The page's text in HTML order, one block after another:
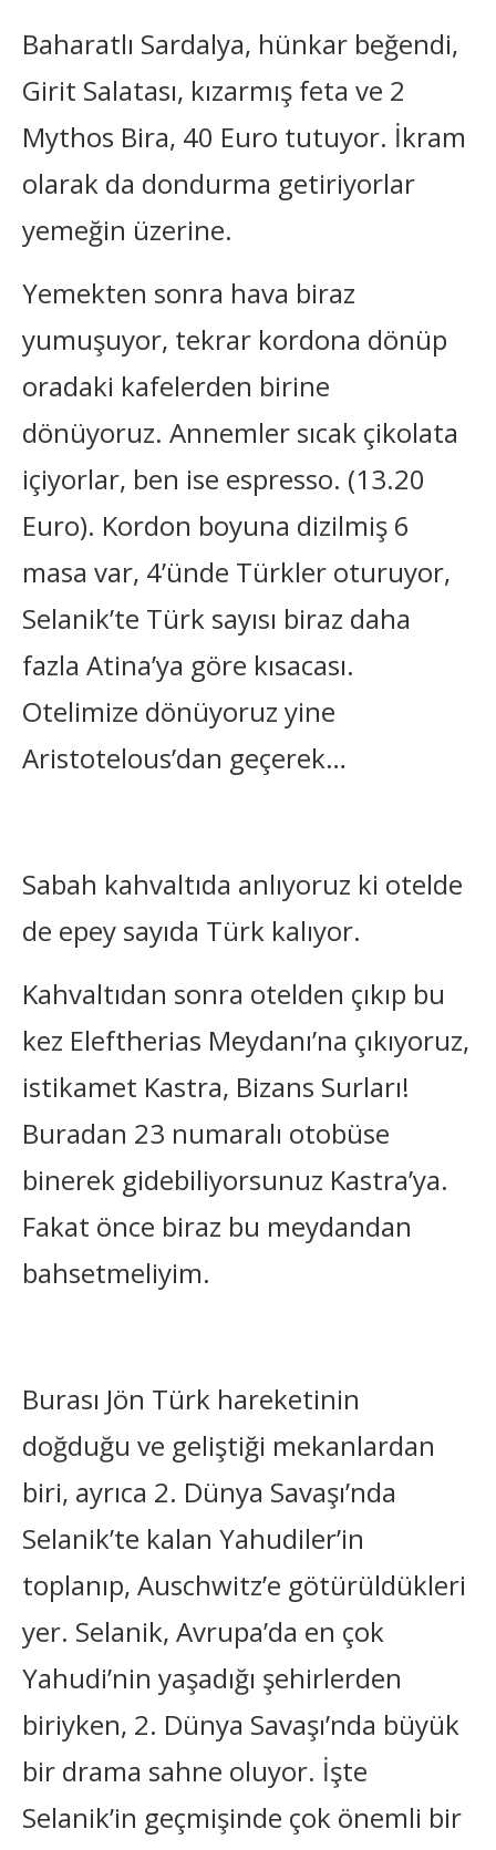
Baharatlı Sardalya, hünkar beğendi,
Girit Salatası, kızarmış feta ve 2
Mythos Bira, 40 Euro tutuyor. İkram
olarak da dondurma getiriyorlar
yemeğin üzerine.
Yemekten sonra hava biraz
yumuşuyor, tekrar kordona dönüp
oradaki kafelerden birine
dönüyoruz. Annemler sıcak çikolata
içiyorlar, ben ise espresso. (13.20
Euro). Kordon boyuna dizilmiş 6
masa var, 4’ünde Türkler oturuyor,
Selanik’te Türk sayısı biraz daha
fazla Atina’ya göre kısacası.
Otelimize dönüyoruz yine
Aristotelous’dan geçerek…
Sabah kahvaltıda anlıyoruz ki otelde
de epey sayıda Türk kalıyor.
Kahvaltıdan sonra otelden çıkıp bu
kez Eleftherias Meydanı’na çıkıyoruz,
istikamet Kastra, Bizans Surları!
Buradan 23 numaralı otobüse
binerek gidebiliyorsunuz Kastra’ya.
Fakat önce biraz bu meydandan
bahsetmeliyim.
Burası Jön Türk hareketinin
doğduğu ve geliştiği mekanlardan
biri, ayrıca 2. Dünya Savaşı’nda
Selanik’te kalan Yahudiler’in
toplanıp, Auschwitz’e götürüldükleri
yer. Selanik, Avrupa’da en çok
Yahudi’nin yaşadığı şehirlerden
biriyken, 2. Dünya Savaşı’nda büyük
bir drama sahne oluyor. İşte
Selanik’in geçmişinde çok önemli bir